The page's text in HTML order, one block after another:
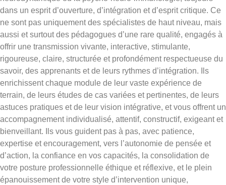
dans un esprit d’ouverture, d’intégration et d’esprit critique. Ce
ne sont pas uniquement des spécialistes de haut niveau, mais
aussi et surtout des pédagogues d’une rare qualité, engagés à
offrir une transmission vivante, interactive, stimulante,
rigoureuse, claire, structurée et profondément respectueuse du
savoir, des apprenants et de leurs rythmes d’intégration. Ils
enrichissent chaque module de leur vaste expérience de
terrain, de leurs études de cas variées et pertinentes, de leurs
astuces pratiques et de leur vision intégrative, et vous offrent un
accompagnement individualisé, attentif, constructif, exigeant et
bienveillant. Ils vous guident pas à pas, avec patience,
expertise et encouragement, vers l’autonomie de pensée et
d’action, la confiance en vos capacités, la consolidation de
votre posture professionnelle éthique et réflexive, et le plein
épanouissement de votre style d’intervention unique,